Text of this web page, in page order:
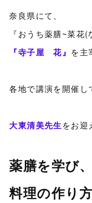
奈良県にて、
『おうち薬膳~菜花(
『寺子屋 花』 を主
各地で講演を開催し
大東清美先生をお迎
薬膳を学び
料理の作り